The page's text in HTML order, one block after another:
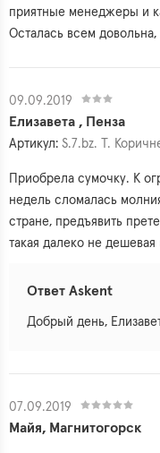
приятные менеджеры и
Осталась всем
09.09.2019
Елизавета , Пенза
Артикул: S.7.bz. Т.
Приобрела сумочку. К
недель сломалась
стране, предъявить
такая далеко не
Ответ Askent
Добрый день,
07.09.2019
Майя, Магнитогорск